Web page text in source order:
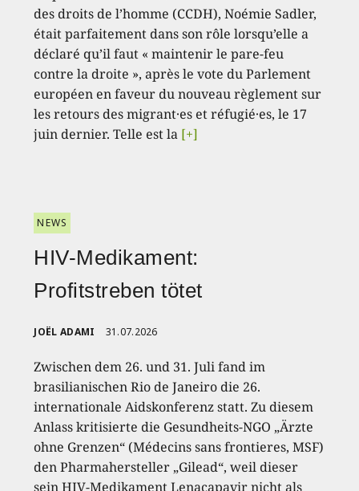
des droits de l’homme (CCDH), Noémie Sadler,
était parfaitement dans son rôle lorsqu’elle a
déclaré qu’il faut « maintenir le pare-feu
contre la droite », après le vote du Parlement
européen en faveur du nouveau règlement sur
les retours des migrant·es et réfugié·es, le 17
juin dernier. Telle est la [+]
NEWS
HIV-Medikament:
Profitstreben tötet
JOËL ADAMI 31.07.2026
Zwischen dem 26. und 31. Juli fand im
brasilianischen Rio de Janeiro die 26.
internationale Aidskonferenz statt. Zu diesem
Anlass kritisierte die Gesundheits-NGO „Ärzte
ohne Grenzen“ (Médecins sans frontieres, MSF)
den Pharmahersteller „Gilead“, weil dieser
sein HIV-Medikament Lenacapavir nicht als